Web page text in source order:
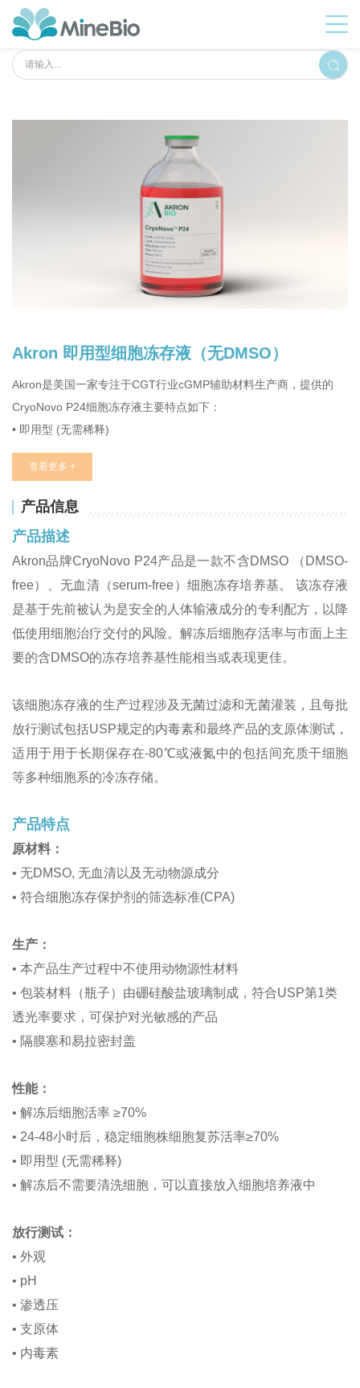
Akron 即用型细胞冻存液（无DMSO）
Akron是美国一家专注于CGT行业cGMP辅助材料生产商，提供的
CryoNovo P24细胞冻存液主要特点如下：
• 即用型 (无需稀释)
• 无DMSO, 无血清以及无动物源成分
• 基于可用于人体输液的配方
• 符合细胞冻存保护剂的筛选标准(CPA)
查看更多 +
产品信息
产品描述
Akron品牌CryoNovo P24产品是一款不含DMSO （DMSO-
free）、无血清（serum-free）细胞冻存培养基。 该冻存液
是基于先前被认为是安全的人体输液成分的专利配方，以降
低使用细胞治疗交付的风险。解冻后细胞存活率与市面上主
要的含DMSO的冻存培养基性能相当或表现更佳。
该细胞冻存液的生产过程涉及无菌过滤和无菌灌装，且每批
放行测试包括USP规定的内毒素和最终产品的支原体测试，
适用于用于长期保存在-80℃或液氮中的包括间充质干细胞
等多种细胞系的冷冻存储。
产品特点
原材料：
• 无DMSO, 无血清以及无动物源成分
• 符合细胞冻存保护剂的筛选标准(CPA)
生产：
• 本产品生产过程中不使用动物源性材料
• 包装材料（瓶子）由硼硅酸盐玻璃制成，符合USP第1类
透光率要求，可保护对光敏感的产品
• 隔膜塞和易拉密封盖
性能：
• 解冻后细胞活率 ≥70%
• 24-48小时后，稳定细胞株细胞复苏活率≥70%
• 即用型 (无需稀释)
• 解冻后不需要清洗细胞，可以直接放入细胞培养液中
放行测试：
• 外观
• pH
• 渗透压
• 支原体
• 内毒素